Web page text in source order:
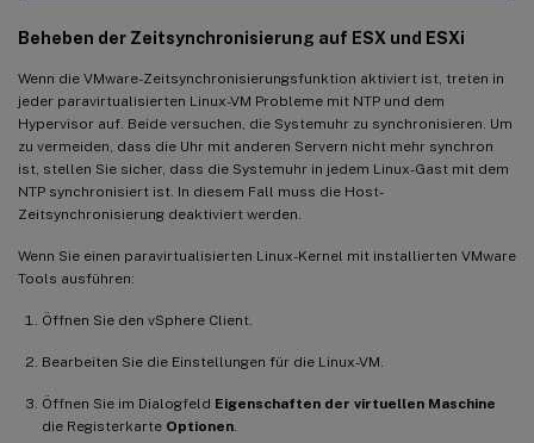
Beheben der Zeitsynchronisierung auf ESX und ESXi
Wenn die VMware-Zeitsynchronisierungsfunktion aktiviert ist, treten in
jeder paravirtualisierten Linux-VM Probleme mit NTP und dem
Hypervisor auf. Beide versuchen, die Systemuhr zu synchronisieren. Um
zu vermeiden, dass die Uhr mit anderen Servern nicht mehr synchron
ist, stellen Sie sicher, dass die Systemuhr in jedem Linux-Gast mit dem
NTP synchronisiert ist. In diesem Fall muss die Host-
Zeitsynchronisierung deaktiviert werden.
Wenn Sie einen paravirtualisierten Linux-Kernel mit installierten VMware
Tools ausführen:
Öffnen Sie den vSphere Client.
Bearbeiten Sie die Einstellungen für die Linux-VM.
Öffnen Sie im Dialogfeld Eigenschaften der virtuellen Maschine
die Registerkarte Optionen